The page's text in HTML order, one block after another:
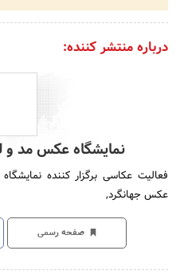
درباره منتشر کننده:
نمایشگاه عکس مد و
فعالیت عکاسی برگزار کننده
عکس جهانگرد,
صفحه رسمی